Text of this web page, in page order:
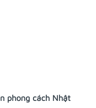
phong cách Nhật